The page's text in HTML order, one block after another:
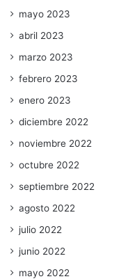
mayo 2023
abril 2023
marzo 2023
febrero 2023
enero 2023
diciembre 2022
noviembre 2022
octubre 2022
septiembre 2022
agosto 2022
julio 2022
junio 2022
mayo 2022